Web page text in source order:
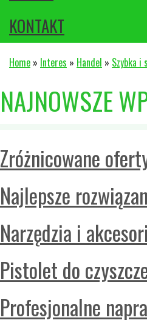
KONTAKT
Home » Interes » Handel » Szybka i
NAJNOWSZE
Zróżnicowane
Najlepsze
Narzędzia i
Pistolet do
Profesjonalne